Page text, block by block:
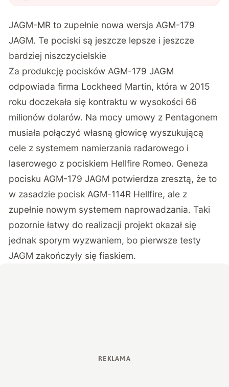
śniadanie i stają się coraz lepsze"?
JAGM-MR to zupełnie nowa wersja AGM-179
JAGM. Te pociski są jeszcze lepsze i jeszcze
bardziej niszczycielskie
Za produkcję pocisków AGM-179 JAGM
odpowiada firma Lockheed Martin, która w 2015
roku doczekała się kontraktu w wysokości 66
milionów dolarów. Na mocy umowy z Pentagonem
musiała połączyć własną głowicę wyszukującą
cele z systemem namierzania radarowego i
laserowego z pociskiem Hellfire Romeo. Geneza
pocisku AGM-179 JAGM potwierdza zresztą, że to
w zasadzie pocisk AGM-114R Hellfire, ale z
zupełnie nowym systemem naprowadzania. Taki
pozornie łatwy do realizacji projekt okazał się
jednak sporym wyzwaniem, bo pierwsze testy
JAGM zakończyły się fiaskiem.